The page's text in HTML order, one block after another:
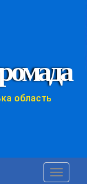
область
Toggle